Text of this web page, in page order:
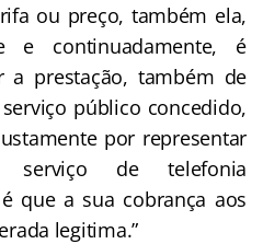
ou preço, também ela,
e continuadamente, é
a prestação, também de
público concedido,
por representar
serviço de telefonia
que a sua cobrança aos
legitima.”